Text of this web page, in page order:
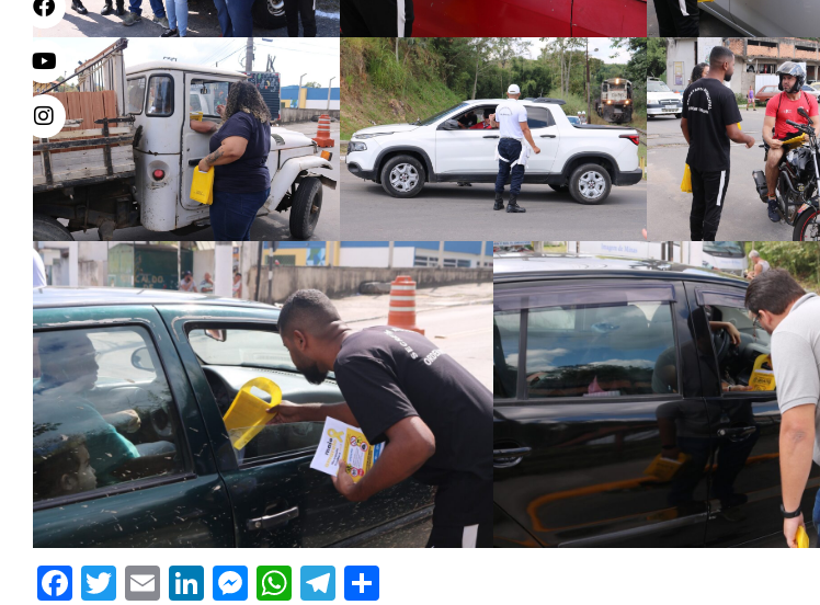
Facebook
Twitter
EmailLinkedIn
Messenger
WhatsApp
Telegram